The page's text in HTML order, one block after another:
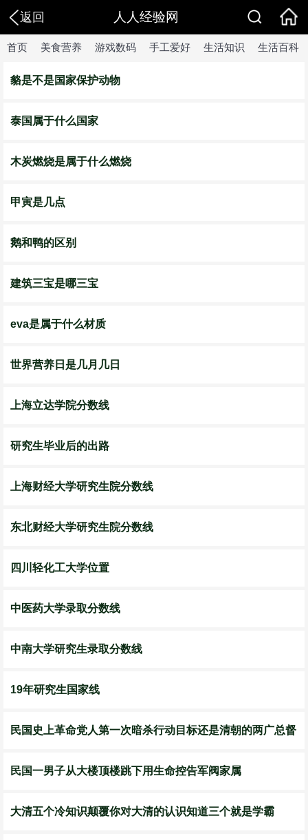
返回 人人经验网
首页 美食营养 游戏数码 手工爱好 生活知识 生活百科
貉是不是国家保护动物
泰国属于什么国家
木炭燃烧是属于什么燃烧
甲寅是几点
鹅和鸭的区别
建筑三宝是哪三宝
eva是属于什么材质
世界营养日是几月几日
上海立达学院分数线
研究生毕业后的出路
上海财经大学研究生院分数线
东北财经大学研究生院分数线
四川轻化工大学位置
中医药大学录取分数线
中南大学研究生录取分数线
19年研究生国家线
民国史上革命党人第一次暗杀行动目标还是清朝的两广总督
民国一男子从大楼顶楼跳下用生命控告军阀家属
大清五个冷知识颠覆你对大清的认识知道三个就是学霸